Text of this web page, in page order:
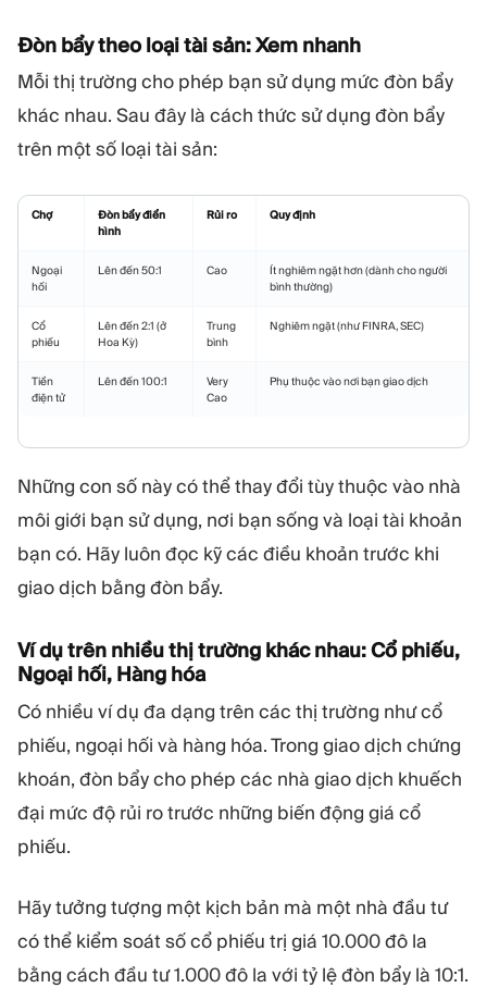
Đòn bẩy theo loại tài sản: Xem nhanh
Mỗi thị trường cho phép bạn sử dụng mức đòn bẩy
khác nhau. Sau đây là cách thức sử dụng đòn bẩy
trên một số loại tài sản:
Chợ
Đòn bẩy điển
hình
Rủi ro Quy định
Ngoại
hối
Lên đến 50:1 Cao
Ít nghiêm ngặt hơn (dành cho người
bình thường)
Cổ
phiếu
Lên đến 2:1 (ở
Hoa Kỳ)
Trung
bình
Nghiêm ngặt (như FINRA, SEC)
Tiền
điện tử
Lên đến 100:1
Very
Cao
Phụ thuộc vào nơi bạn giao dịch
Những con số này có thể thay đổi tùy thuộc vào nhà
môi giới bạn sử dụng, nơi bạn sống và loại tài khoản
bạn có. Hãy luôn đọc kỹ các điều khoản trước khi
giao dịch bằng đòn bẩy.
Ví dụ trên nhiều thị trường khác nhau: Cổ phiếu,
Ngoại hối, Hàng hóa
Có nhiều ví dụ đa dạng trên các thị trường như cổ
phiếu, ngoại hối và hàng hóa. Trong giao dịch chứng
khoán, đòn bẩy cho phép các nhà giao dịch khuếch
đại mức độ rủi ro trước những biến động giá cổ
phiếu.
Hãy tưởng tượng một kịch bản mà một nhà đầu tư
có thể kiểm soát số cổ phiếu trị giá 10.000 đô la
bằng cách đầu tư 1.000 đô la với tỷ lệ đòn bẩy là 10:1.